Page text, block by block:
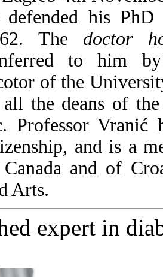
defended his
The doctor
to him
of the
the deans of
Professor Vranić
and is a
and of
Arts.
expert in